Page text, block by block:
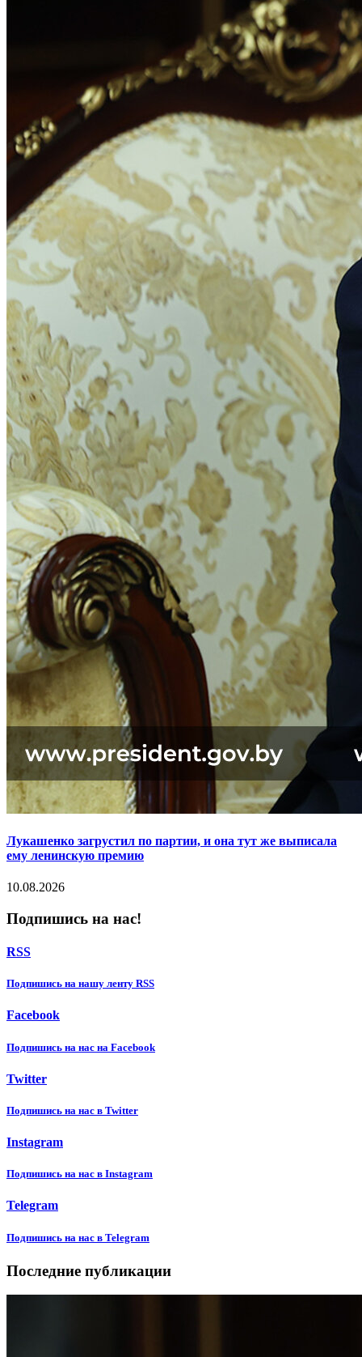
Лукашенко загрустил по партии, и она тут же выписала
ему ленинскую премию
10.08.2026
Подпишись на нас!
RSS
Подпишиcь на нашу ленту RSS
Facebook
Подпишиcь на нас на Facebook
Twitter
Подпишиcь на нас в Twitter
Instagram
Подпишиcь на нас в Instagram
Telegram
Подпишиcь на нас в Telegram
Последние публикации